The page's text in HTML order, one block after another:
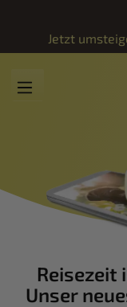
Jetzt
Reisezeit
Unser